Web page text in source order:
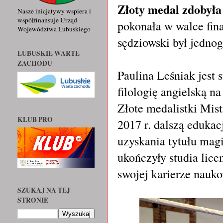
Złoty medal
pokonała w walce
sędziowski był
Paulina Leśniak jest
filologię angielską
Złote medalistki
2017 r. dalszą
uzyskania tytułu
ukończyły studia
swojej karierze
Nasze inicjatywy wspiera i
współfinansuje Urząd
Województwa Lubuskiego
LUBUSKIE WARTE
ZACHODU
KLUB PRO
SZUKAJ NA TEJ
STRONIE